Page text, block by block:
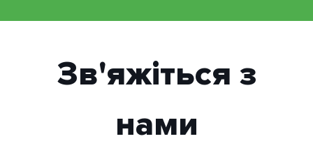
Зв'яжіться з
нами